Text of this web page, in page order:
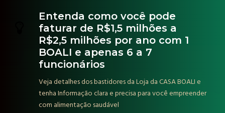
Entenda como você pode
faturar de R$1,5 milhões a
R$2,5 milhões por ano com 1
BOALI e apenas 6 a 7
funcionários
Veja detalhes dos bastidores da Loja da CASA BOALI e
tenha Informação clara e precisa para você empreender
com alimentação saudável